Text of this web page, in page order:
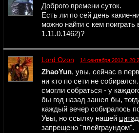
Доброго времени суток.
Есть ли по сей день какие-
можно найти с кем
1.11.0.1462)?
Lord Ozon 14 сентября 2012 в
ZhaoYun, увы, сейчас в
ни кто по сети не
смогли собраться - у
бы год назад зашел бы,
каждый вечер собиралось
Увы, но ссылку нашей
запрещено "плейграундом".